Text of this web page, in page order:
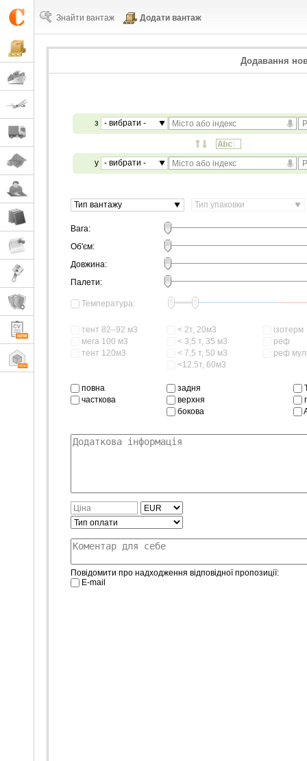
Знайти вантаж Додати вантаж
Додавання
з - вибрати -
у - вибрати -
Тип вантажу Тип упаковки
Вага:
Об'єм:
Довжина:
Палети:
Температура:
тент 82–92 м3
мега 100 м3
тент 120м3
< 2т, 20м3
< 3,5 т, 35 м3
< 7,5 т, 50 м3
<12.5т, 60м3
ізотерм
реф
реф
повна
часткова
задня
верхня
бокова
Повідомити про надходження відповідної пропозиції:
E-mail